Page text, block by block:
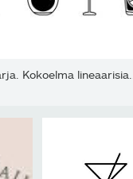
Kokoelma lineaarisia...